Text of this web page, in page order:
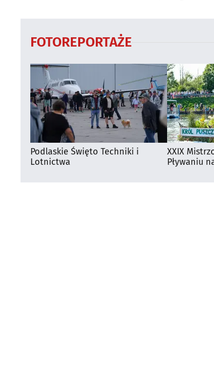
FOTOREPORTAŻE
Podlaskie Święto Techniki i
Lotnictwa
XXIX
Pływaniu